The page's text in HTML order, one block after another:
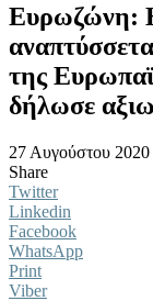
Ευρωζώνη:
της
δήλωσε
27 Αυγούστου 2020
Share
Twitter
Linkedin
Facebook
WhatsApp
Print
Viber